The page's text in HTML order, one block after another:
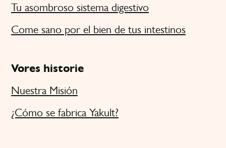
Tu asombroso sistema digestivo
Come sano por el bien de tus intestinos
Vores historie
Nuestra Misión
¿Cómo se fabrica Yakult?